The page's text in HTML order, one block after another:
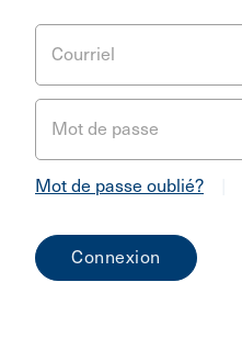
Courriel
Mot de passe
Mot de passe oublié?